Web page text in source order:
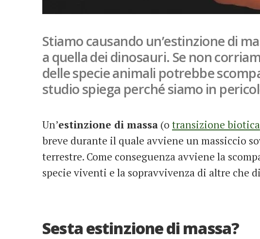
Stiamo causando un’estinzione di
a quella dei dinosauri. Se non
delle specie animali potrebbe
studio spiega perché siamo in
Un’estinzione di massa (o transizione biotica
breve durante il quale avviene un massiccio
terrestre. Come conseguenza avviene la
specie viventi e la sopravvivenza di altre che
Sesta estinzione di massa?